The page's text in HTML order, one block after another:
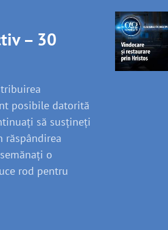
– 30
posibile datorită
să susțineți
răspândirea
o
rod pentru